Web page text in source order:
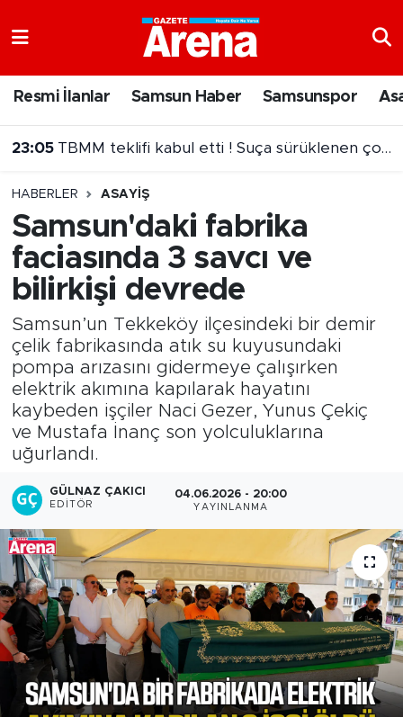
Resmi İlanlar Samsun Haber Samsunspor
23:05 TBMM teklifi kabul etti ! Suça sürüklenen çocuk ibaresi değişti
HABERLER ASAYIŞ
Samsun'daki fabrika
faciasında 3 savcı ve
bilirkişi devrede
Samsun’un Tekkeköy ilçesindeki bir demir
çelik fabrikasında atık su kuyusundaki
pompa arızasını gidermeye çalışırken
elektrik akımına kapılarak hayatını
kaybeden işçiler Naci Gezer, Yunus Çekiç
ve Mustafa İnanç son yolculuklarına
uğurlandı.
GÜLNAZ ÇAKICI
EDITÖR
04.06.2026 - 20:00
YAYINLANMA
Trafik Durumu
Süper Lig Puan Durumu ve Fikstür
Tüm Manşetler
Son Dakika Haberleri
Haber Arşivi